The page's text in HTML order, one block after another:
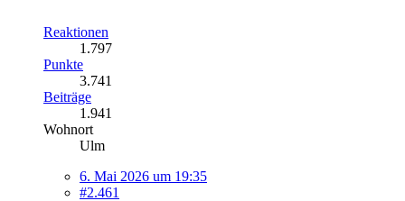
Reaktionen
1.797
Punkte
3.741
Beiträge
1.941
Wohnort
Ulm
6. Mai 2026 um 19:35
#2.461